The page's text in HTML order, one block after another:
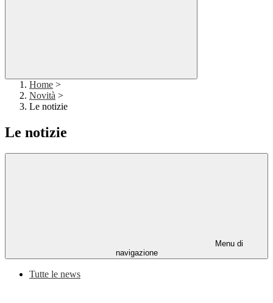
Home >
Novità >
Le notizie
Le notizie
Menu di
navigazione
Tutte le news